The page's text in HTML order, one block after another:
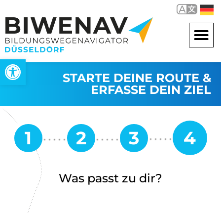
Open toolbar
STARTE DEINE ROUTE &
ERFASSE DEIN ZIEL
Was passt zu dir?